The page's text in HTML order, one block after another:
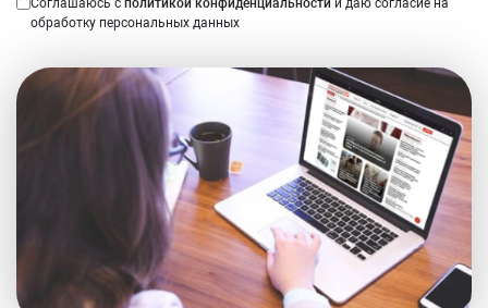
Соглашаюсь с политикой конфиденциальности и даю согласие на
обработку персональных данных